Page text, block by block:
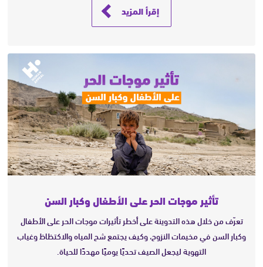
إقرأ المزيد
تأثير موجات الحر على الأطفال وكبار السن
تعرّف من خلال هذه التدوينة على أخطر تأثيرات موجات الحر على الأطفال
وكبار السن في مخيمات النزوح، وكيف يجتمع شح المياه والاكتظاظ وغياب
التهوية ليجعل الصيف تحديًا يوميًا مهددًا للحياة.